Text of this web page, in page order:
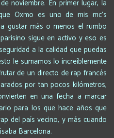
noviembre. En primer lugar, la
Oxmo es uno de mis mc’s
gustar más o menos el rumbo
sigue en activo y eso es
a la calidad que puedas
le sumamos lo increíblemente
de un directo de rap francés
por tan pocos kilómetros,
en una fecha a marcar
para los que hace años que
del país vecino, y más cuando
Barcelona.